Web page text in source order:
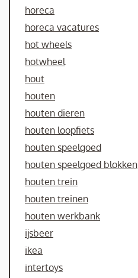
horeca
horeca vacatures
hot wheels
hotwheel
hout
houten
houten dieren
houten loopfiets
houten speelgoed
houten speelgoed blokken
houten trein
houten treinen
houten werkbank
ijsbeer
ikea
intertoys